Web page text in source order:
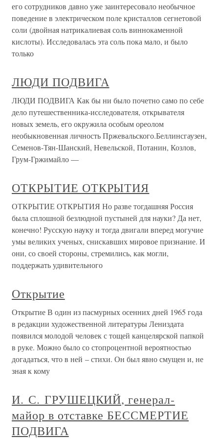
его сотрудников давно уже заинтересовало необычное
поведение в электрическом поле кристаллов сегнетовой
соли (двойная натрикалиевая соль виннокаменной
кислоты). Исследовалась эта соль пока мало, и было
только
ЛЮДИ ПОДВИГА
ЛЮДИ ПОДВИГА Как бы ни было почетно само по себе
дело путешественника-исследователя, открывателя
новых земель, его окружила особым ореолом
необыкновенная личность Пржевальского.Беллинсгаузен,
Семенов-Тян-Шанский, Невельской, Потанин, Козлов,
Грум-Гржимайло —
ОТКРЫТИЕ ОТКРЫТИЯ
ОТКРЫТИЕ ОТКРЫТИЯ Но разве тогдашняя Россия
была сплошной безлюдной пустыней для науки? Да нет,
конечно! Русскую науку и тогда двигали вперед могучие
умы великих ученых, снискавших мировое признание. И
они, со своей стороны, стремились, как могли,
поддержать удивительного
Открытие
Открытие В один из пасмурных осенних дней 1965 года
в редакции художественной литературы Лениздата
появился молодой человек с тощей канцелярской папкой
в руке. Можно было со стопроцентной вероятностью
догадаться, что в ней – стихи. Он был явно смущен и, не
зная к кому
И. С. ГРУШЕЦКИЙ, генерал-
майор в отставке БЕССМЕРТИЕ
ПОДВИГА